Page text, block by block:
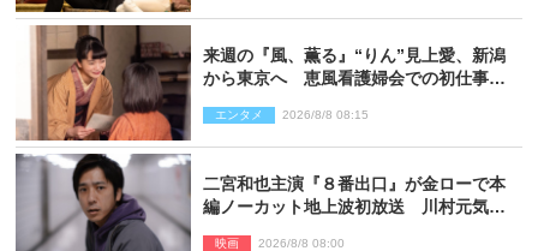
来週の『風、薫る』“りん”見上愛、新潟
から東京へ 恵風看護婦会での初仕事に
エンタメ 2026/8/8 08:15
二宮和也主演『８番出口』が金ローで本
編ノーカット地上波初放送 川村元気監
映画 2026/8/8 08:00